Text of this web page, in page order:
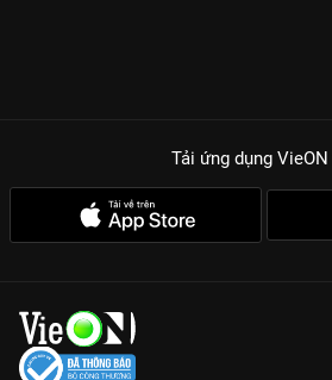
Tải ứng dụng VieON